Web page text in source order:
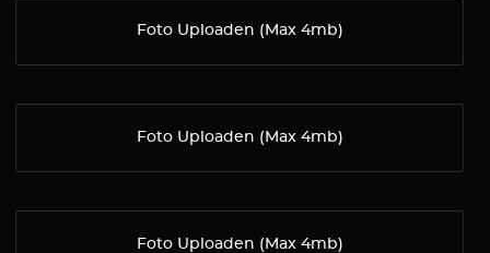
Foto Uploaden (Max 4mb)
Foto Uploaden (Max 4mb)
Foto Uploaden (Max 4mb)